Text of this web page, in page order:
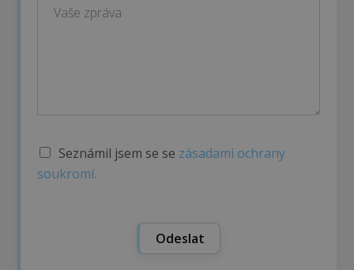
S
h
Seznámil jsem se se zásadami ochrany
soukromí.
Odeslat